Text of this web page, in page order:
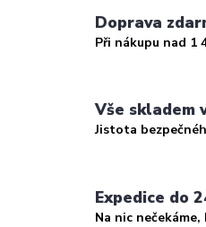
Doprava
Při nákupu nad 1
Vše skladem
Jistota
Expedice do
Na nic